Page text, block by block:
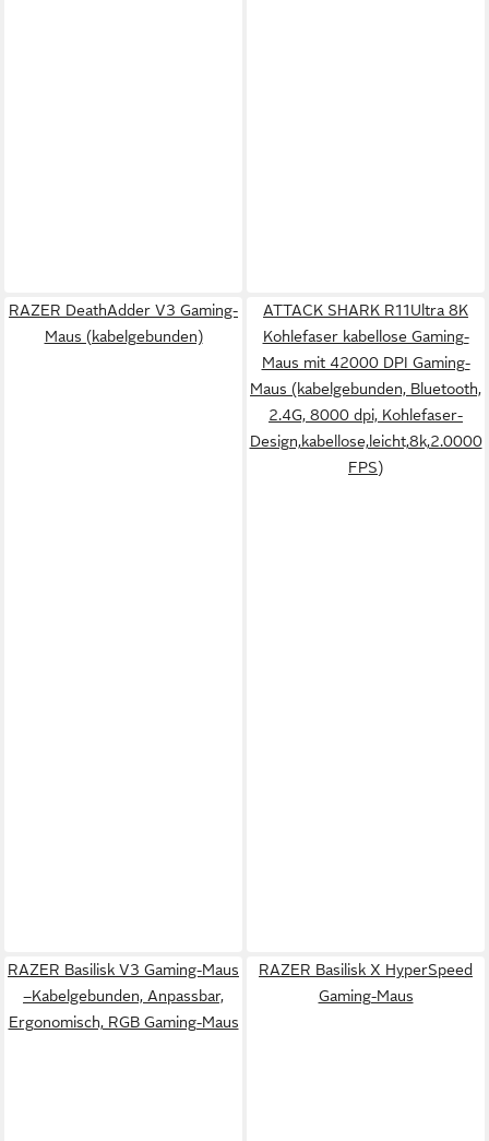
RAZER DeathAdder V3 Gaming-
Maus (kabelgebunden)
ATTACK SHARK R11Ultra 8K
Kohlefaser kabellose Gaming-
Maus mit 42000 DPI Gaming-
Maus (kabelgebunden, Bluetooth,
2.4G, 8000 dpi, Kohlefaser-
Design,kabellose,leicht,8k,2.0000
FPS)
RAZER Basilisk V3 Gaming-Maus
–Kabelgebunden, Anpassbar,
Ergonomisch, RGB Gaming-Maus
RAZER Basilisk X HyperSpeed
Gaming-Maus